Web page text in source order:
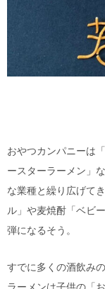
おやつカンパニーは
ースターラーメン」
な業種と繰り広げて
ル」や麦焼酎「ベビ
弾になるそう。
すでに多くの酒飲み